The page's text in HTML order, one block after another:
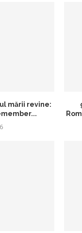
mării revine: